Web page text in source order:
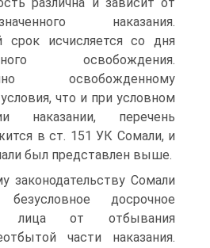
различна и зависит от
наказания.
срок исчисляется со дня
освобождения.
освобожденному
что и при условном
наказании, перечень
в ст. 151 УК Сомали, и
был представлен выше.
законодательству Сомали
досрочное
лица от отбывания
части наказания.